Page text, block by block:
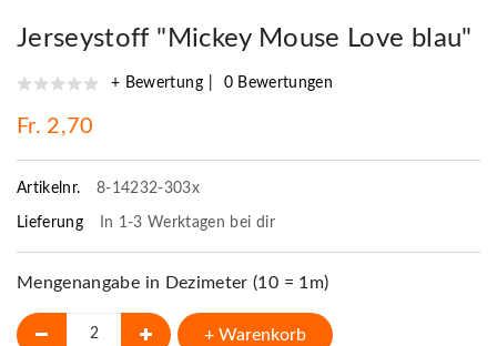
Jerseystoff "Mickey Mouse Love blau"
+ Bewertung 0 Bewertungen
Fr. 2,70
Artikelnr. 8-14232-303x
Lieferung In 1-3 Werktagen bei dir
Mengenangabe in Dezimeter (10 = 1m)
+ Warenkorb